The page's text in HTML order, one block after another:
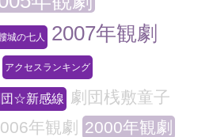
城の七人
2007年観劇
アクセスランキング
団☆新感線
劇団桟敷童子
年観劇
2000年観劇